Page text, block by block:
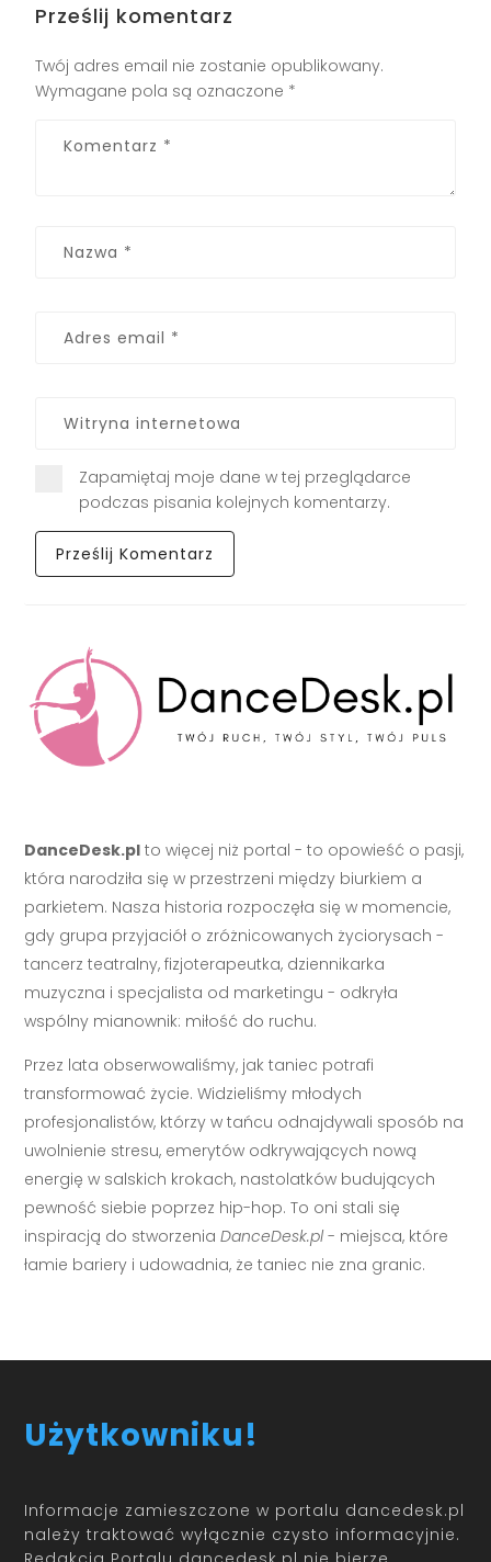
Prześlij komentarz
Twój adres email nie zostanie opublikowany.
Wymagane pola są oznaczone *
Zapamiętaj moje dane w tej przeglądarce
podczas pisania kolejnych komentarzy.
DanceDesk.pl to więcej niż portal - to opowieść o pasji,
która narodziła się w przestrzeni między biurkiem a
parkietem. Nasza historia rozpoczęła się w momencie,
gdy grupa przyjaciół o zróżnicowanych życiorysach -
tancerz teatralny, fizjoterapeutka, dziennikarka
muzyczna i specjalista od marketingu - odkryła
wspólny mianownik: miłość do ruchu.
Przez lata obserwowaliśmy, jak taniec potrafi
transformować życie. Widzieliśmy młodych
profesjonalistów, którzy w tańcu odnajdywali sposób na
uwolnienie stresu, emerytów odkrywających nową
energię w salskich krokach, nastolatków budujących
pewność siebie poprzez hip-hop. To oni stali się
inspiracją do stworzeniaDanceDesk.pl - miejsca, które
łamie bariery i udowadnia, że taniec nie zna granic.
Użytkowniku!
Informacje zamieszczone w portalu dancedesk.pl
należy traktować wyłącznie czysto informacyjnie.